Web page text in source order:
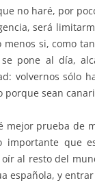
no haré, por
será
menos si, como
se pone al día,
volvernos sólo
porque sean
mejor prueba de
importante que
al resto del
española, y